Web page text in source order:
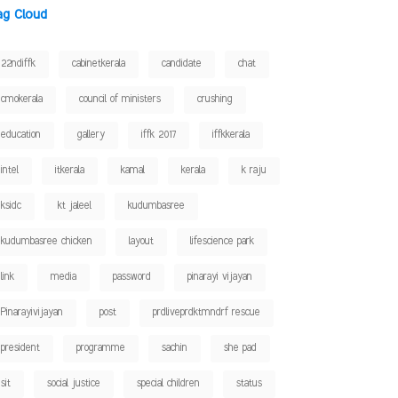
Cloud
22ndiffk cabinetkerala candidate chat
cmokerala council of ministers crushing
education gallery iffk 2017 iffkkerala
intel itkerala kamal kerala k raju
ksidc kt jaleel kudumbasree
kudumbasree chicken layout lifescience park
link media password pinarayi vijayan
Pinarayivijayan post prdliveprdktmndrf rescue
president programme sachin she pad
sit social justice special children status